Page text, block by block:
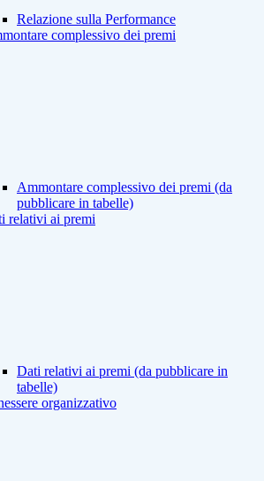
Relazione sulla Performance
complessivo dei premi
Ammontare complessivo dei premi (da
pubblicare in tabelle)
relativi ai premi
Dati relativi ai premi (da pubblicare in
tabelle)
organizzativo